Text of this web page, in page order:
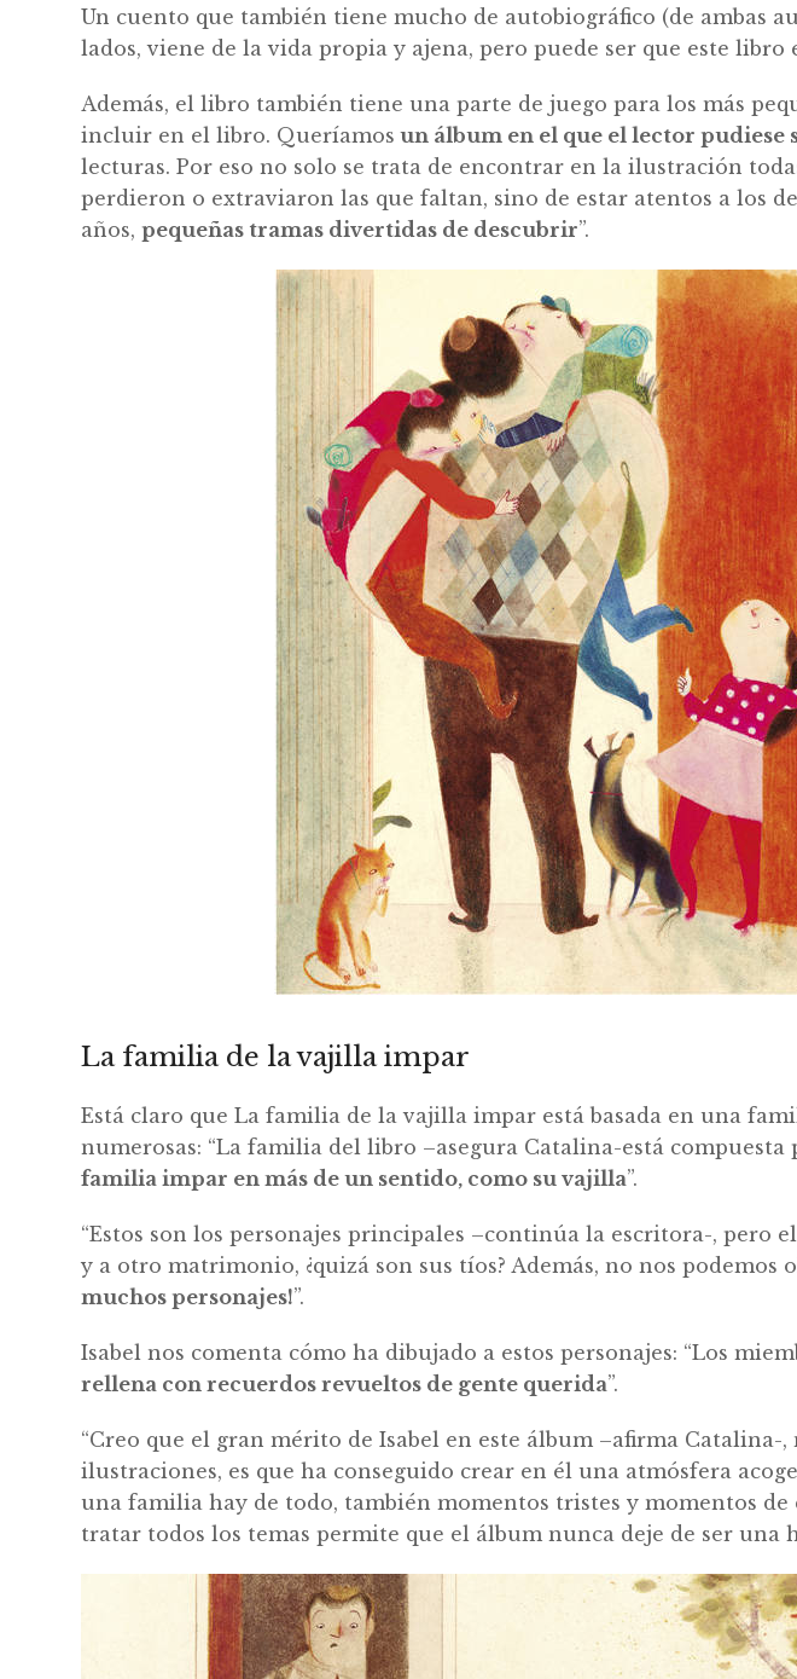
Un cuento que también tiene mucho de autobiográfico (de ambas
lados, viene de la vida propia y ajena, pero puede ser que este libro
Además, el libro también tiene una parte de juego para los más
incluir en el libro. Queríamos un álbum en el que el lector pudiese
lecturas. Por eso no solo se trata de encontrar en la ilustración
perdieron o extraviaron las que faltan, sino de estar atentos a los
años,pequeñas tramas divertidas de descubrir”.
La familia de la vajilla impar
Está claro que La familia de la vajilla impar está basada en una
numerosas: “La familia del libro –asegura Catalina-está
familia impar en más de un sentido, como su vajilla”.
“Estos son los personajes principales –continúa la escritora-, pero
y a otro matrimonio, ¿quizá son sus tíos? Además, no nos
muchos personajes!”.
Isabel nos comenta cómo ha dibujado a estos personajes: “Los
rellena con recuerdos revueltos de gente querida”.
“Creo que el gran mérito de Isabel en este álbum –afirma Catalina-
ilustraciones, es que ha conseguido crear en él una atmósfera
una familia hay de todo, también momentos tristes y momentos
tratar todos los temas permite que el álbum nunca deje de ser una